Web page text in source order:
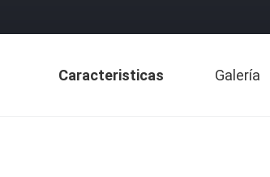
Caracteristicas Galería